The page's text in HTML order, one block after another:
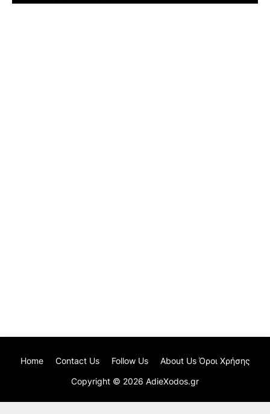
Copyright © 2026 AdieXodos.gr
Home Contact Us Follow Us About Us Όροι Χρήσης